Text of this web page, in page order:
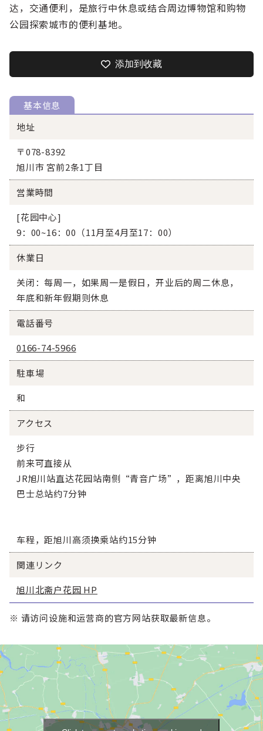
达，交通便利，是旅行中休息或结合周边博物馆和购物
公园探索城市的便利基地。
添加到收藏
基本信息
地址
〒078-8392
旭川市 宮前2条1丁目
営業時間
[花园中心]
9：00~16：00（11月至4月至17：00）
休業日
关闭：每周一，如果周一是假日，开业后的周二休息，
年底和新年假期则休息
電話番号
0166-74-5966
駐車場
和
アクセス
步行
前来可直接从
JR旭川站直达花园站南侧“青音广场”，距离旭川中央
巴士总站约7分钟
车程，距旭川高须换乘站约15分钟
関連リンク
旭川北斋户花园 HP
※ 请访问设施和运营商的官方网站获取最新信息。